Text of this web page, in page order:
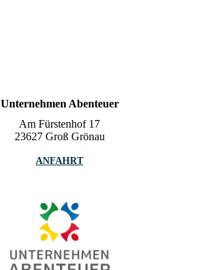
Unternehmen Abenteuer
Am Fürstenhof 17
23627 Groß Grönau
ANFAHRT